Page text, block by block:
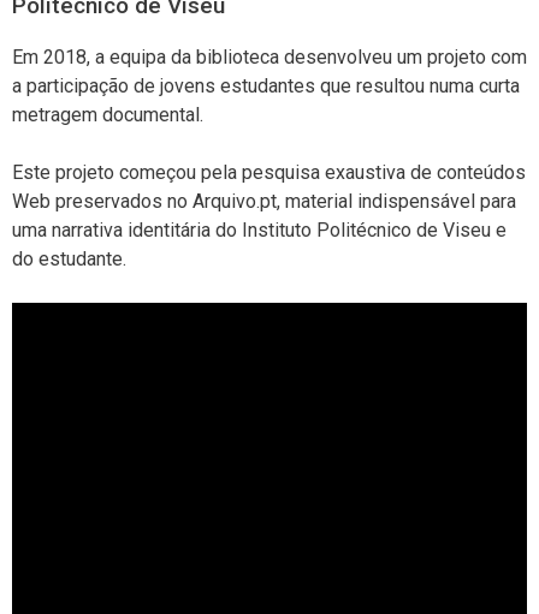
Em 2018, a equipa da biblioteca desenvolveu um projeto com
a participação de jovens estudantes que resultou numa curta
metragem documental.
Este projeto começou pela pesquisa exaustiva de conteúdos
Web preservados no Arquivo.pt, material indispensável para
uma narrativa identitária do Instituto Politécnico de Viseu e
do estudante.